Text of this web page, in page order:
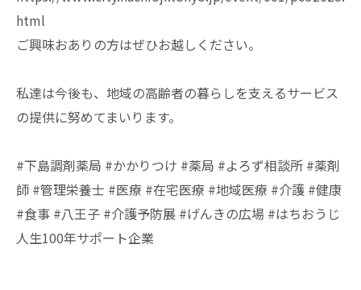
html
ご興味おありの方はぜひお越しください。
私達は今後も、地域の高齢者の暮らしを支えるサービス
の提供に努めてまいります。
#下島調剤薬局 #かかりつけ #薬局 #よろず相談所 #薬剤
師 #管理栄養士 #医療 #在宅医療 #地域医療 #介護 #健康
#食事 #八王子 #介護予防展 #げんきの広場 #はちおうじ
人生100年サポート企業